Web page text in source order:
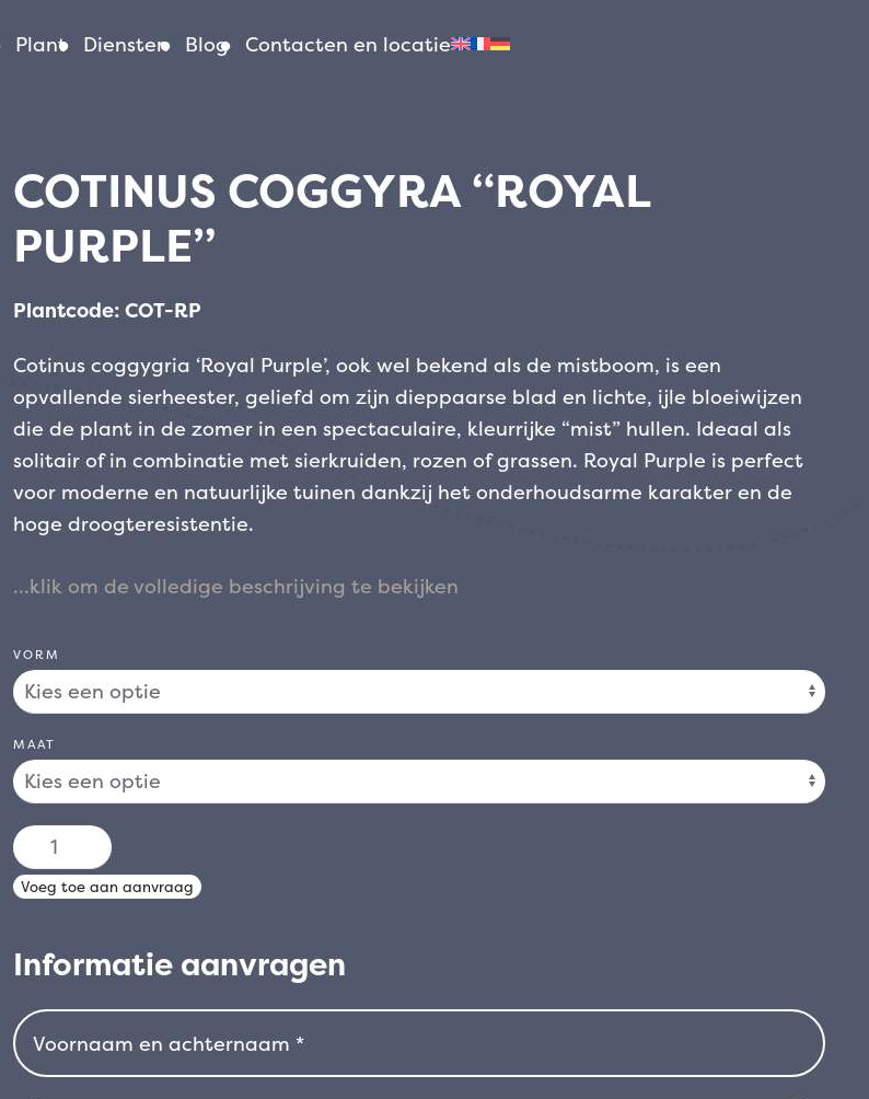
Plant Diensten Blog Contacten en locatie
COTINUS COGGYRA “ROYAL
PURPLE”
Plantcode: COT-RP
Cotinus coggygria ‘Royal Purple’, ook wel bekend als de mistboom, is een
opvallende sierheester, geliefd om zijn dieppaarse blad en lichte, ijle bloeiwijzen
die de plant in de zomer in een spectaculaire, kleurrijke “mist” hullen. Ideaal als
solitair of in combinatie met sierkruiden, rozen of grassen. Royal Purple is perfect
voor moderne en natuurlijke tuinen dankzij het onderhoudsarme karakter en de
hoge droogteresistentie.
VORM
MAAT
COTINUS
COGGYRA
"ROYAL
aantal
Voeg toe aan aanvraag
Informatie aanvragen